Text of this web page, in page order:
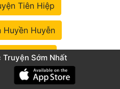
Tiên Hiệp
Huyền Huyễn
Đồng NhânSớm Nhất